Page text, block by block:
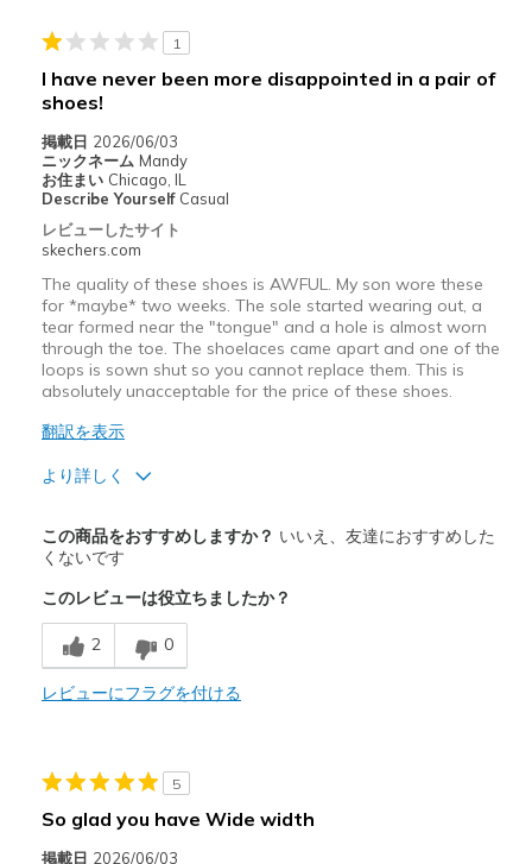
1
I have never been more disappointed in a pair of
shoes!
掲載日 2026/06/03
ニックネーム Mandy
お住まい Chicago, IL
Describe Yourself Casual
レビューしたサイト
skechers.com
The quality of these shoes is AWFUL. My son wore these
for *maybe* two weeks. The sole started wearing out, a
tear formed near the "tongue" and a hole is almost worn
through the toe. The shoelaces came apart and one of the
loops is sown shut so you cannot replace them. This is
absolutely unacceptable for the price of these shoes.
翻訳を表示
より詳しく
Comfortable
商品が期待と異なったレビュー
Poor Quality
Wear Out Quickly
以下に最適
Casual Wear
この商品をおすすめしますか？ いいえ、友達におすすめした
くないです
このレビューは役立ちましたか？
2 0
レビューにフラグを付ける
5
So glad you have Wide width
掲載日 2026/06/03